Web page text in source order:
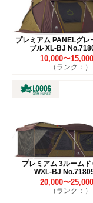
プレミアム PANELグレ
ブル XL-BJ
10,000〜
（ランク：）
プレミアム 3ルーム
WXL-BJ
20,000〜
（ランク：）